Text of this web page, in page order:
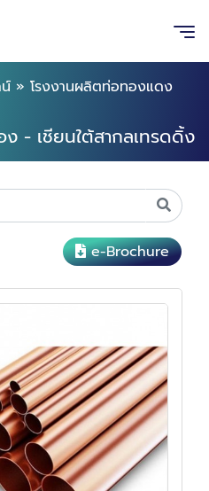
» โรงงานผลิตท่อทองแดง
- เชียนใต้สากลเทรดดิ้ง
e-Brochure